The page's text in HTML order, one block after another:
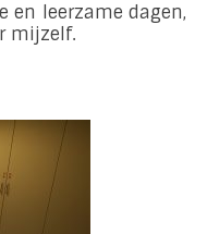
en leerzame dagen,
mijzelf.